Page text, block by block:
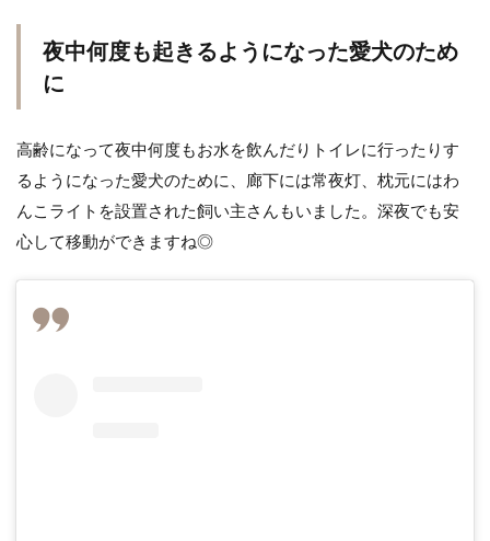
夜中何度も起きるようになった愛犬のため
に
高齢になって夜中何度もお水を飲んだりトイレに行ったりす
るようになった愛犬のために、廊下には常夜灯、枕元にはわ
んこライトを設置された飼い主さんもいました。深夜でも安
心して移動ができますね◎